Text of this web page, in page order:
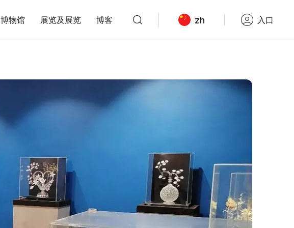
博物馆 展览及展览 博客 zh 入口